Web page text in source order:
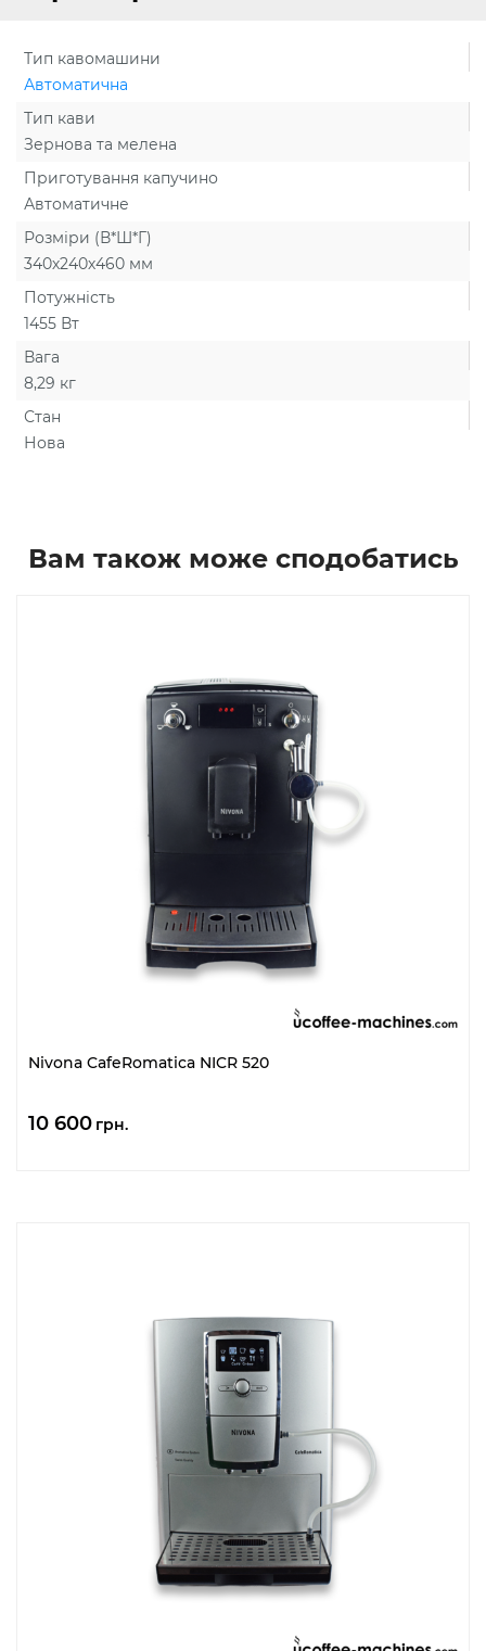
Тип кавомашини
Автоматична
Тип кави
Зернова та мелена
Приготування капучино
Автоматичне
Розміри (В*Ш*Г)
340х240х460 мм
Потужність
1455 Вт
Вага
8,29 кг
Стан
Нова
Вам також може сподобатись
Nivona CafeRomatica NICR 520
10 600 грн.